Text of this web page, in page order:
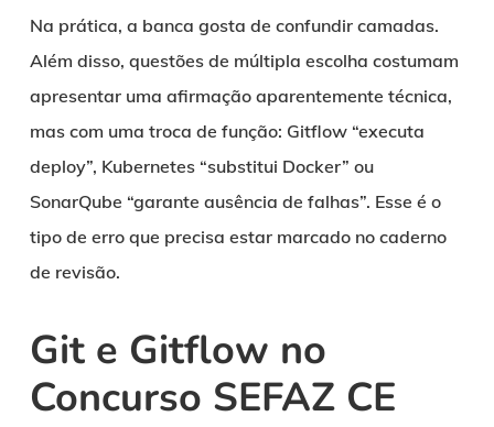
Na prática, a banca gosta de confundir camadas.
Além disso, questões de múltipla escolha costumam
apresentar uma afirmação aparentemente técnica,
mas com uma troca de função: Gitflow “executa
deploy”, Kubernetes “substitui Docker” ou
SonarQube “garante ausência de falhas”. Esse é o
tipo de erro que precisa estar marcado no caderno
de revisão.
Git e Gitflow no
Concurso SEFAZ CE